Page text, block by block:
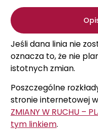
Jeśli dana linia nie
oznacza to, że nie
istotnych zmian.
Poszczególne
stronie internetowej
ZMIANY W RUCHU –
tym linkiem.